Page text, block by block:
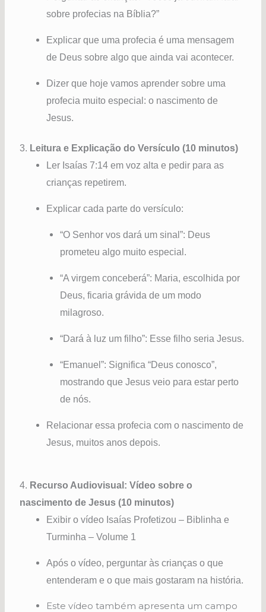
sobre profecias na Bíblia?”
Explicar que uma profecia é uma mensagem
de Deus sobre algo que ainda vai acontecer.
Dizer que hoje vamos aprender sobre uma
profecia muito especial: o nascimento de
Jesus.
3. Leitura e Explicação do Versículo (10 minutos)
Ler Isaías 7:14 em voz alta e pedir para as
crianças repetirem.
Explicar cada parte do versículo:
“O Senhor vos dará um sinal”: Deus
prometeu algo muito especial.
“A virgem conceberá”: Maria, escolhida por
Deus, ficaria grávida de um modo
milagroso.
“Dará à luz um filho”: Esse filho seria Jesus.
“Emanuel”: Significa “Deus conosco”,
mostrando que Jesus veio para estar perto
de nós.
Relacionar essa profecia com o nascimento de
Jesus, muitos anos depois.
4. Recurso Audiovisual: Vídeo sobre o
nascimento de Jesus (10 minutos)
Exibir o vídeo Isaías Profetizou – Biblinha e
Turminha – Volume 1
Após o vídeo, perguntar às crianças o que
entenderam e o que mais gostaram na história.
Este vídeo também apresenta um campo